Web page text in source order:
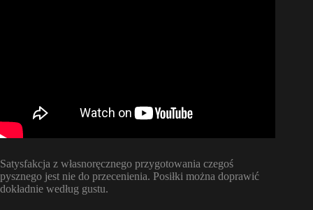
Satysfakcja z własnoręcznego przygotowania czegoś
pysznego jest nie do przecenienia. Posiłki można doprawić
dokładnie według gustu.